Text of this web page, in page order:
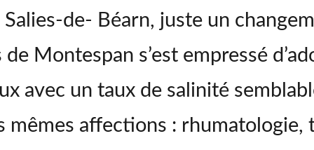
Salies-de- Béarn, juste un
Montespan s’est empressé
avec un taux de salinité
mêmes affections : rhumatologie,